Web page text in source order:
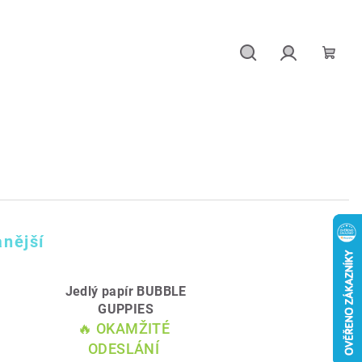
Jedlý papír BUBBLE
GUPPIES
🔥 OKAMŽITÉ
ODESLÁNÍ